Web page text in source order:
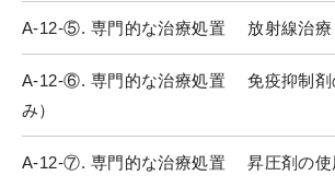
A-12-⑤. 専門的な治療処置 放射線治療
A-12-⑥. 専門的な治療処置 免疫抑制剤
み）
A-12-⑦. 専門的な治療処置 昇圧剤の使